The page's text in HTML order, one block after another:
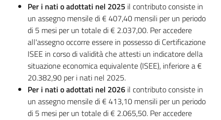
Per i nati o adottati nel 2025 il contributo consiste in
un assegno mensile di € 407,40 mensili per un periodo
di 5 mesi per un totale di € 2.037,00. Per accedere
all'assegno occorre essere in possesso di Certificazione
ISEE in corso di validità che attesti un indicatore della
situazione economica equivalente (ISEE), inferiore a €
20.382,90 per i nati nel 2025.
Per i nati o adottati nel 2026 il contributo consiste in
un assegno mensile di € 413,10 mensili per un periodo
di 5 mesi per un totale di € 2.065,50. Per accedere